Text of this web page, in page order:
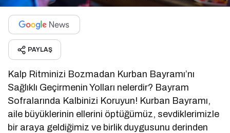
PAYLAŞ
Kalp Ritminizi Bozmadan Kurban Bayramı’nı
Sağlıklı Geçirmenin Yolları nelerdir? Bayram
Sofralarında Kalbinizi Koruyun! Kurban Bayramı,
aile büyüklerinin ellerini öptüğümüz, sevdiklerimizle
bir araya geldiğimiz ve birlik duygusunu derinden